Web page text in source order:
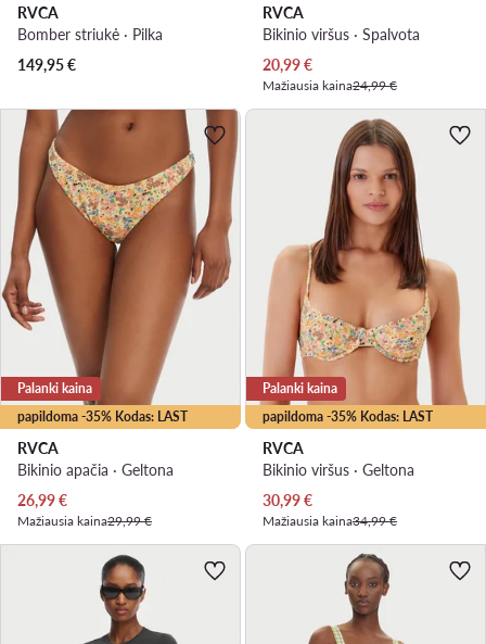
RVCA
Bomber striukė · Pilka
149,95€
RVCA
Bikinio viršus · Spalvota
Dabartinė kaina
20,99€
Mažiausia kaina24,99 €
papildoma -35% Kodas: LAST
Palanki kaina
RVCA
Bikinio apačia · Geltona
Dabartinė kaina
26,99€
Mažiausia kaina29,99 €
papildoma -35% Kodas: LAST
Palanki kaina
RVCA
Bikinio viršus · Geltona
Dabartinė kaina
30,99€
Mažiausia kaina34,99 €